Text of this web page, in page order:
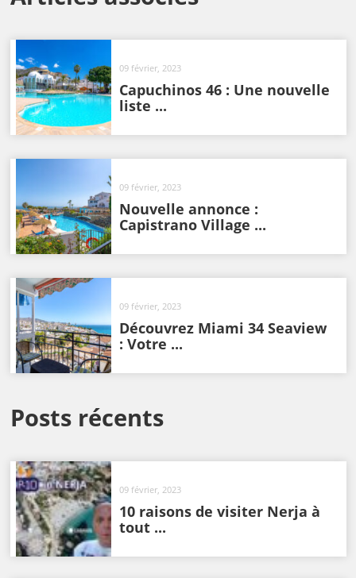
09 février, 2023
Capuchinos 46 : Une nouvelle
liste ...
09 février, 2023
Nouvelle annonce :
Capistrano Village ...
09 février, 2023
Découvrez Miami 34 Seaview
: Votre ...
Posts récents
09 février, 2023
10 raisons de visiter Nerja à
tout ...